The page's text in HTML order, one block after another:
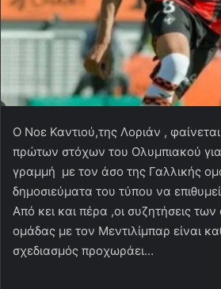
Ο Νοε Καντιού,της Λοριάν ,
πρώτων στόχων του Ολυμπιακού
γραμμή με τον άσο της Γαλλικής
δημοσιεύματα του τύπου να
Από κει και πέρα ,οι συζητήσεις
ομάδας με τον Μεντιλίμπαρ είναι
σχεδιασμός προχωράει…